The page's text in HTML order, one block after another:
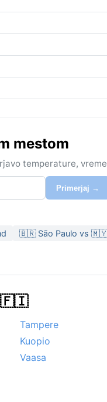
mestom
temperature,
Primerjaj →
🇧🇷 São Paulo vs 🇲🇾
🇫🇮
Tampere
Kuopio
Vaasa